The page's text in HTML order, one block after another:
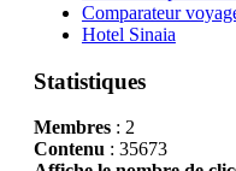
Comparateur
Hotel Sinaia
Statistiques
Membres: 2
Contenu : 35673